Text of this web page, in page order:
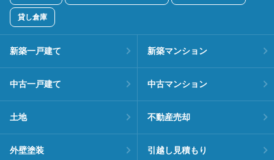
貸し倉庫
新築一戸建て 新築マンション
中古一戸建て 中古マンション
土地 不動産売却
外壁塗装 引越し見積もり